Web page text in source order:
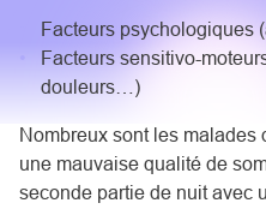
Facteurs psychologiques
Facteurs sensitivo-
douleurs…)
Nombreux sont les
une mauvaise qualité de
seconde partie de nuit avec